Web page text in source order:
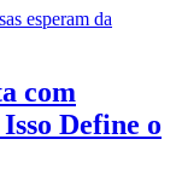
com
Define o